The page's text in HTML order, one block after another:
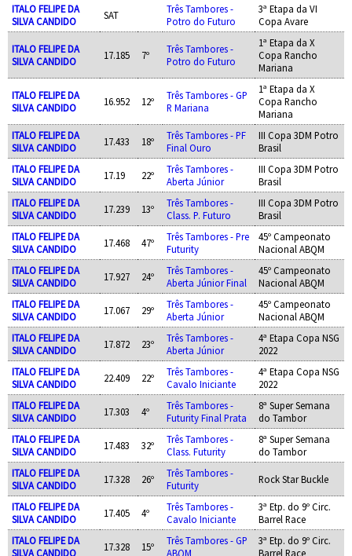
ITALO FELIPE DA
SILVA CANDIDO
SAT
Três Tambores -
Potro do Futuro
3ª Etapa da VI
Copa Avare
ITALO FELIPE DA
SILVA CANDIDO
17.185 7º
Três Tambores -
Potro do Futuro
1ª Etapa da X
Copa Rancho
Mariana
ITALO FELIPE DA
SILVA CANDIDO
16.952 12º
Três Tambores - GP
R Mariana
1ª Etapa da X
Copa Rancho
Mariana
ITALO FELIPE DA
SILVA CANDIDO
17.433 18º
Três Tambores - PF
Final Ouro
III Copa 3DM Potro
Brasil
ITALO FELIPE DA
SILVA CANDIDO
17.19 22º
Três Tambores -
Aberta Júnior
III Copa 3DM Potro
Brasil
ITALO FELIPE DA
SILVA CANDIDO
17.239 13º
Três Tambores -
Class. P. Futuro
III Copa 3DM Potro
Brasil
ITALO FELIPE DA
SILVA CANDIDO
17.468 47º
Três Tambores - Pre
Futurity
45º Campeonato
Nacional ABQM
ITALO FELIPE DA
SILVA CANDIDO
17.927 24º
Três Tambores -
Aberta Júnior Final
45º Campeonato
Nacional ABQM
ITALO FELIPE DA
SILVA CANDIDO
17.067 29º
Três Tambores -
Aberta Júnior
45º Campeonato
Nacional ABQM
ITALO FELIPE DA
SILVA CANDIDO
17.872 23º
Três Tambores -
Aberta Júnior
4ª Etapa Copa NSG
2022
ITALO FELIPE DA
SILVA CANDIDO
22.409 22º
Três Tambores -
Cavalo Iniciante
4ª Etapa Copa NSG
2022
ITALO FELIPE DA
SILVA CANDIDO
17.303 4º
Três Tambores -
Futurity Final Prata
8ª Super Semana
do Tambor
ITALO FELIPE DA
SILVA CANDIDO
17.483 32º
Três Tambores -
Class. Futurity
8ª Super Semana
do Tambor
ITALO FELIPE DA
SILVA CANDIDO
17.328 26º
Três Tambores -
Futurity
Rock Star Buckle
ITALO FELIPE DA
SILVA CANDIDO
17.405 4º
Três Tambores -
Cavalo Iniciante
3ª Etp. do 9º Circ.
Barrel Race
ITALO FELIPE DA
SILVA CANDIDO
17.328 15º
Três Tambores - GP
ABQM
3ª Etp. do 9º Circ.
Barrel Race